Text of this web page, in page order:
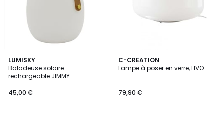
LUMISKY
Baladeuse solaire
rechargeable JIMMY
45,00 €
4,2
/ 5
C-CREATION
Lampe à poser en verre, LIVO
79,90 €
4
Couleurs